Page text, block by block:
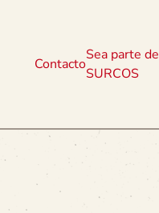
Contacto
Sea parte de
SURCOS